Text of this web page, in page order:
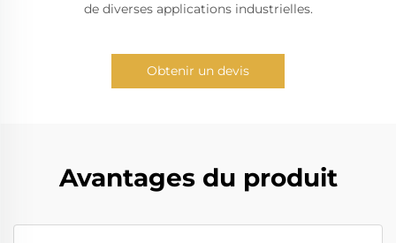
de diverses applications industrielles.
Obtenir un devis
Avantages du produit